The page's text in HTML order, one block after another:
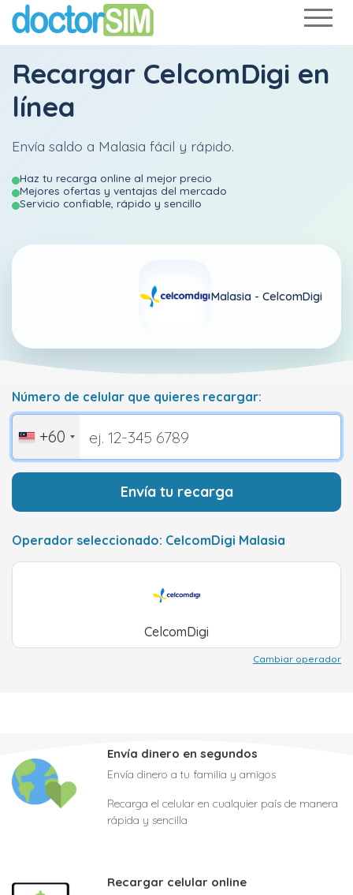
Recargar CelcomDigi en
línea
Envía saldo a Malasia fácil y rápido.
Haz tu recarga online al mejor precio
Mejores ofertas y ventajas del mercado
Servicio confiable, rápido y sencillo
Malasia - CelcomDigi
Número de celular que quieres recargar:
+60
Envía tu recarga
Operador seleccionado: CelcomDigi Malasia
CelcomDigi
Cambiar operador
Envía dinero en segundos
Envía dinero a tu familia y amigos
Recarga el celular en cualquier país de manera
rápida y sencilla
Recargar celular online